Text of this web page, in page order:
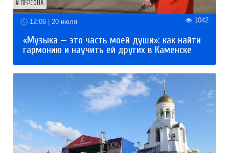
ПЕРСОНА
12:06 | 20 июля 1042
«Музыка — это часть моей души»: как найти
гармонию и научить ей других в Каменске